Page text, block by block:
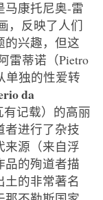
马康托尼奥-雷
，反映了人们
的兴趣，但这
雷蒂诺（Pietro
单独的性爱转
da
有记载）的高丽
者进行了杂技
来源（来自浮
品的殉道者描
的非常著名